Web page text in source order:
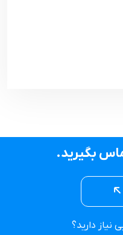
بگیرید.
نیاز دارید؟